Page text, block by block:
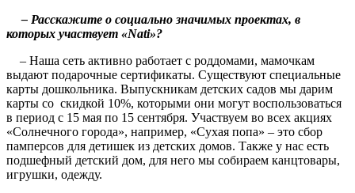
– Расскажите о социально значимых проектах, в
которых участвует «Nati»?
– Наша сеть активно работает с роддомами, мамочкам
выдают подарочные сертификаты. Существуют специальные
карты дошкольника. Выпускникам детских садов мы дарим
карты со скидкой 10%, которыми они могут воспользоваться
в период с 15 мая по 15 сентября. Участвуем во всех акциях
«Солнечного города», например, «Сухая попа» – это сбор
памперсов для детишек из детских домов. Также у нас есть
подшефный детский дом, для него мы собираем канцтовары,
игрушки, одежду.